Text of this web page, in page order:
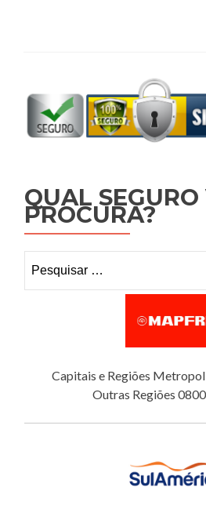
QUAL SEGURO
PROCURA?
Capitais e Regiões
Outras Regiões